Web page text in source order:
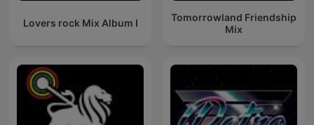
Lovers rock Mix Album I
Tomorrowland Friendship
Mix